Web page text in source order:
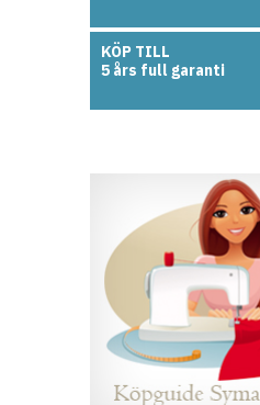
KÖP TILL
5 års full garanti